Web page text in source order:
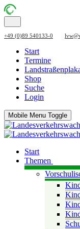
+49 (0)89 540133-0
Start
Termine
Shop
Suche
Login
Mobile Menu Toggle
Start
Themen